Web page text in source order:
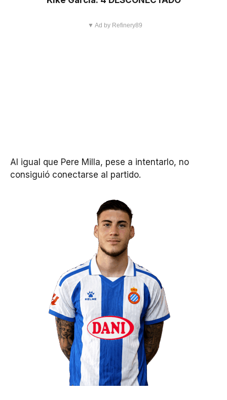
▼ Ad by Refinery89
Al igual que Pere Milla, pese a intentarlo, no
consiguió conectarse al partido.